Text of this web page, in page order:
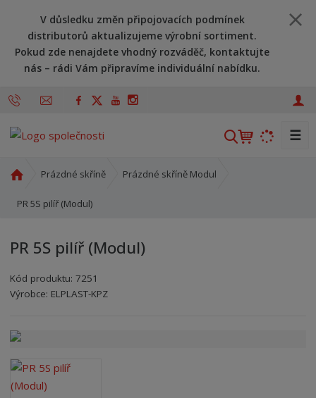
V důsledku změn připojovacích podmínek
distributorů aktualizujeme výrobní sortiment.
Pokud zde nenajdete vhodný rozváděč, kontaktujte
nás – rádi Vám připravíme individuální nabídku.
V
☰
o
í
t
r
Prázdné skříně Prázdné skříně Modul
PR 5S pilíř (Modul)
PR 5S pilíř (Modul)
Kód produktu:7251
Kód výrobce: 8595208610264
Kód dodavatele:8595208610264
Výrobce: ELPLAST-KPZ